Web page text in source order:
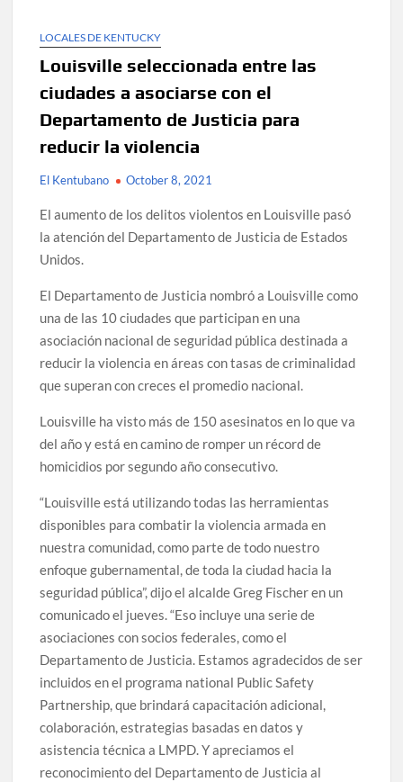
LOCALES DE KENTUCKY
Louisville seleccionada entre las
ciudades a asociarse con el
Departamento de Justicia para
reducir la violencia
El Kentubano October 8, 2021
El aumento de los delitos violentos en Louisville pasó
la atención del Departamento de Justicia de Estados
Unidos.
El Departamento de Justicia nombró a Louisville como
una de las 10 ciudades que participan en una
asociación nacional de seguridad pública destinada a
reducir la violencia en áreas con tasas de criminalidad
que superan con creces el promedio nacional.
Louisville ha visto más de 150 asesinatos en lo que va
del año y está en camino de romper un récord de
homicidios por segundo año consecutivo.
“Louisville está utilizando todas las herramientas
disponibles para combatir la violencia armada en
nuestra comunidad, como parte de todo nuestro
enfoque gubernamental, de toda la ciudad hacia la
seguridad pública”, dijo el alcalde Greg Fischer en un
comunicado el jueves. “Eso incluye una serie de
asociaciones con socios federales, como el
Departamento de Justicia. Estamos agradecidos de ser
incluidos en el programa national Public Safety
Partnership, que brindará capacitación adicional,
colaboración, estrategias basadas en datos y
asistencia técnica a LMPD. Y apreciamos el
reconocimiento del Departamento de Justicia al